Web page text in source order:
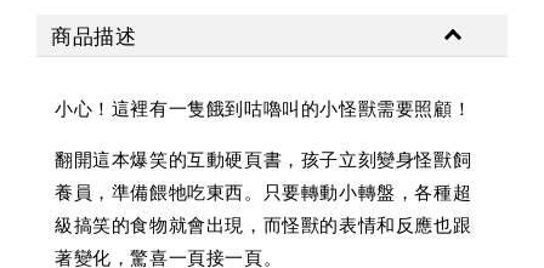
商品描述
小心！這裡有一隻餓到咕嚕叫的小怪獸需要照顧！
翻開這本爆笑的互動硬頁書，孩子立刻變身怪獸飼
養員，準備餵牠吃東西。只要轉動小轉盤，各種超
級搞笑的食物就會出現，而怪獸的表情和反應也跟
著變化，驚喜一頁接一頁。